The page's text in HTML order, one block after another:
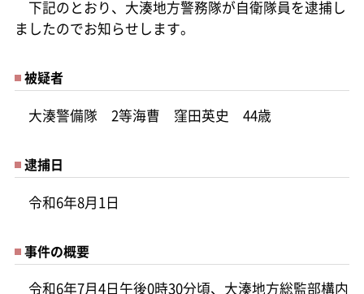
下記のとおり、大湊地方警務隊が自衛隊員を逮捕し
ましたのでお知らせします。
被疑者
大湊警備隊 2等海曹 窪田英史 44歳
逮捕日
令和6年8月1日
事件の概要
令和6年7月4日午後0時30分頃、大湊地方総監部構内